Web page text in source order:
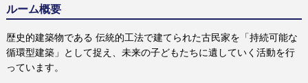
ルーム概要
歴史的建築物である 伝統的工法で建てられた古民家を「持続可能な
循環型建築」として捉え、未来の子どもたちに遺していく活動を行
っています。